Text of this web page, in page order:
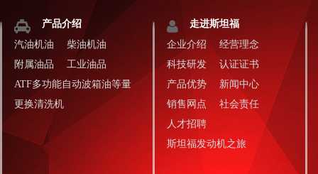
江辰科技
产品介绍
汽油机油
柴油机油
附属油品
工业油品
ATF多功能自动波箱油等量
更换清洗机
走进斯坦福
企业介绍
经营理念
科技研发
认证证书
产品优势
新闻中心
销售网点
社会责任
人才招聘
斯坦福发动机之旅